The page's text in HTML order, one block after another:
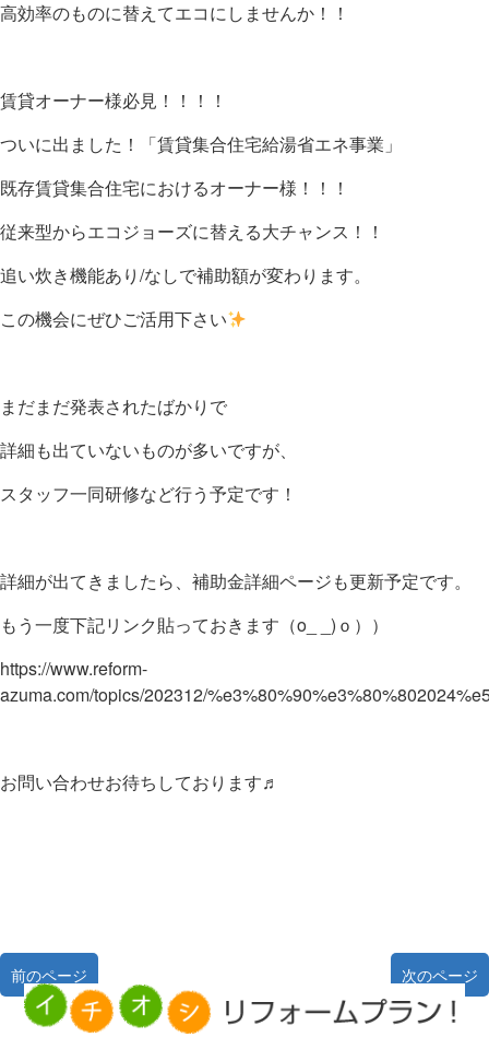
高効率のものに替えてエコにしませんか！！
賃貸オーナー様必見！！！！
ついに出ました！「賃貸集合住宅給湯省エネ事業」
既存賃貸集合住宅におけるオーナー様！！！
従来型からエコジョーズに替える大チャンス！！
追い炊き機能あり/なしで補助額が変わります。
この機会にぜひご活用下さい
まだまだ発表されたばかりで
詳細も出ていないものが多いですが、
スタッフ一同研修など行う予定です！
詳細が出てきましたら、補助金詳細ページも更新予定です。
もう一度下記リンク貼っておきます（o_ _)ｏ））
https://www.reform-
azuma.com/topics/202312/
お問い合わせお待ちしております♬
前のページ 次のページ